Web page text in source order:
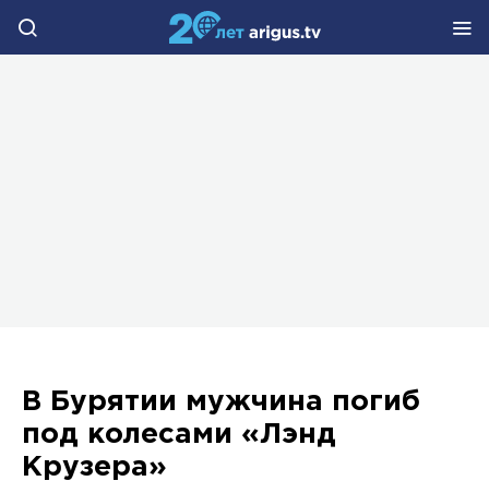
В Бурятии мужчина погиб
под колесами «Лэнд
Крузера»